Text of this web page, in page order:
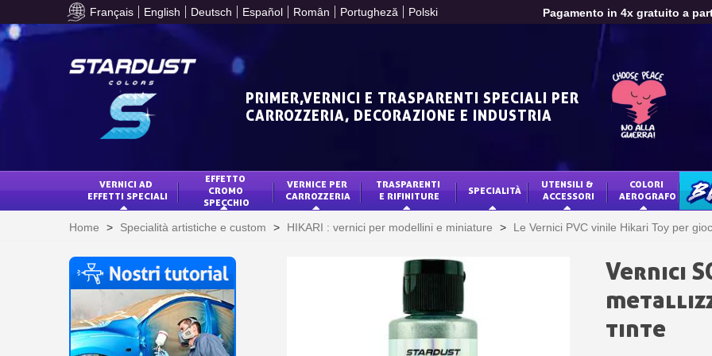
Français English Deutsch Español Român Portugheză Polski
Pagamento in 4x gratuito a
Tuo preventivo
Condividi le tue
Raccogliere punti
Restituzione dei
5€ di sconto
10€ di buono
Iscriviti alla
Consegna
Pagamento in 4x gratuito a
Condividi le tue
Raccogliere punti
Restituzione dei
PRIMER,VERNICI E TRASPARENTI SPECIALI PER
CARROZZERIA, DECORAZIONE E INDUSTRIA
VERNICI AD
EFFETTI SPECIALI
EFFETTO
CROMO
SPECCHIO
VERNICE PER
CARROZZERIA
TRASPARENTI
E RIFINITURE
SPECIALITÀ
UTENSILI &
ACCESSORI
COLORI
AEROGRAFO
Home > Specialità artistiche e custom > HIKARI : vernici per modellini e miniature > Le Vernici PVC vinile Hikari Toy per
Vernici
tinte